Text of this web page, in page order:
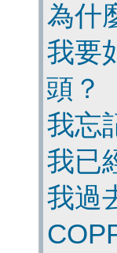
為什
我要
頭？
我忘
我已
我過